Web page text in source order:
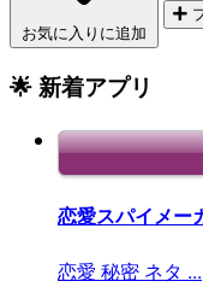
お気に入りに追加
🌟 新着アプリ
恋愛スパイメー
恋愛 秘密 ネタ ...